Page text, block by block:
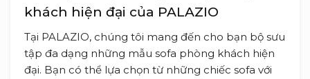
khách hiện đại của PALAZIO
Tại PALAZIO, chúng tôi mang đến cho bạn bộ sưu
tập đa dạng những mẫu sofa phòng khách hiện
đại. Bạn có thể lựa chọn từ những chiếc sofa với